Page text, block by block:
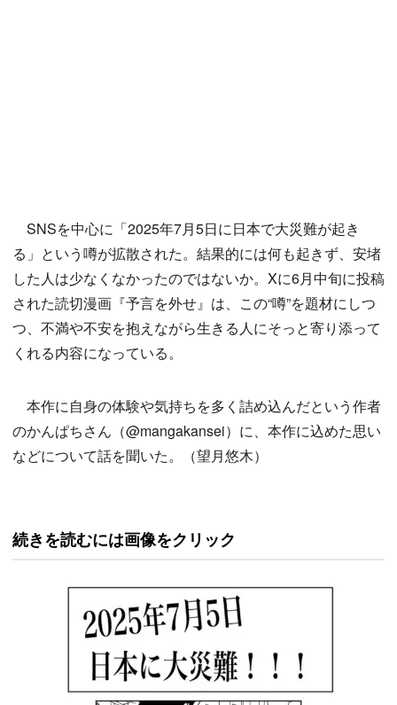
SNSを中心に「2025年7月5日に日本で大災難が起き
る」という噂が拡散された。結果的には何も起きず、安堵
した人は少なくなかったのではないか。Xに6月中旬に投稿
された読切漫画『予言を外せ』は、この“噂”を題材にしつ
つ、不満や不安を抱えながら生きる人にそっと寄り添って
くれる内容になっている。
本作に自身の体験や気持ちを多く詰め込んだという作者
のかんぱちさん（@mangakansei）に、本作に込めた思い
などについて話を聞いた。（望月悠木）
続きを読むには画像をクリック